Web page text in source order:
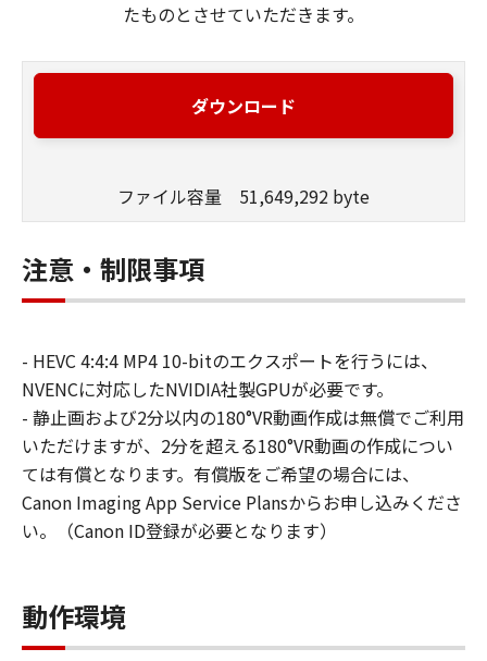
たものとさせていただきます。
ダウンロード
ファイル容量 51,649,292 byte
注意・制限事項
- HEVC 4:4:4 MP4 10-bitのエクスポートを行うには、
NVENCに対応したNVIDIA社製GPUが必要です。
- 静止画および2分以内の180°VR動画作成は無償でご利用
いただけますが、2分を超える180°VR動画の作成につい
ては有償となります。有償版をご希望の場合には、
Canon Imaging App Service Plansからお申し込みくださ
い。（Canon ID登録が必要となります）
動作環境